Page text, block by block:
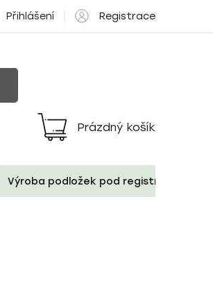
Přihlášení Registrace
Nákupní
košík
Prázdný košík
Výroba podložek pod registrační